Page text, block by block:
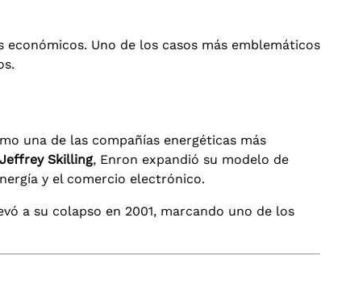
Uno de los casos más emblemáticos
una de las compañías energéticas más
Jeffrey Skilling, Enron expandió su modelo de
y el comercio electrónico.
a su colapso en 2001, marcando uno de los